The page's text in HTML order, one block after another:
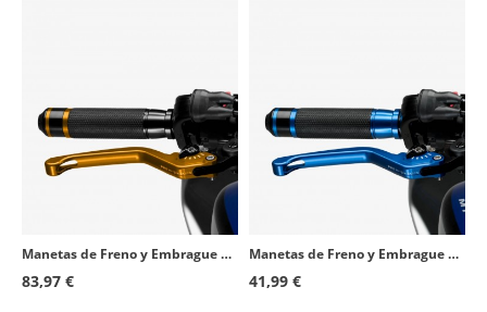
Manetas de Freno y Embrague Puig Fijas 3.0 Doradas
83,97 €
Manetas de Freno y Embrague Puig Fijas 3.0 Azules
41,99 €